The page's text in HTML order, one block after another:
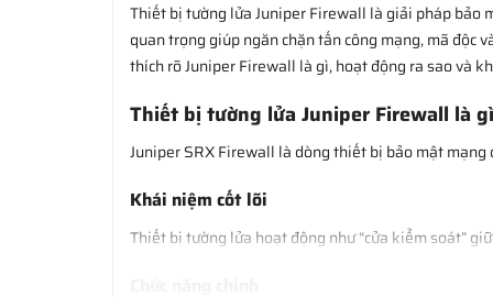
Thiết bị tường lửa Juniper Firewall là giải pháp bảo
quan trọng giúp ngăn chặn tấn công mạng, mã độc
thích rõ Juniper Firewall là gì, hoạt động ra sao và
Thiết bị tường lửa Juniper Firewall là
Juniper SRX Firewall là dòng thiết bị bảo mật
Khái niệm cốt lõi
Thiết bị tường lửa hoạt động như “cửa kiểm soát”